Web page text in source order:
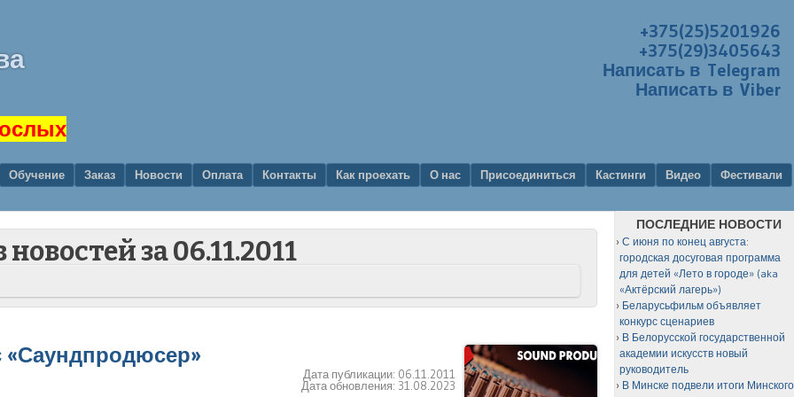
+375(25)5201926
+375(29)3405643
Написать в Telegram
Написать в Viber
Обучение Заказ Новости Оплата Контакты Как проехать О нас Присоединиться Кастинги Видео
Фестивали
за06.11.2011
Дата публикации: 06.11.2011
Дата обновления: 31.08.2023
ПОСЛЕДНИЕ НОВОСТИ
С июня по конец августа:
городская досуговая программа
для детей «Лето в городе» (aka
«Актёрский лагерь»)
Беларусьфильм объявляет
конкурс сценариев
В Белорусской государственной
академии искусств новый
руководитель
В Минске подвели итоги Минского